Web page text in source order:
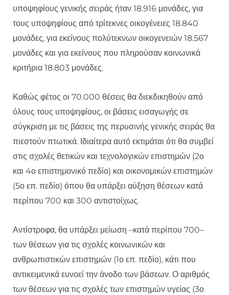
υποψηφίους γενικής σειράς ήταν 18.916 μονάδες, για
τους υποψηφίους από τρίτεκνες οικογένειες 18.840
μονάδες, για εκείνους πολύτεκνων οικογενειών 18.567
μονάδες και για εκείνους που πληρούσαν κοινωνικά
κριτήρια 18.803 μονάδες.
Καθώς φέτος οι 70.000 θέσεις θα διεκδικηθούν από
όλους τους υποψηφίους, οι βάσεις εισαγωγής σε
σύγκριση με τις βάσεις της περυσινής γενικής σειράς θα
πιεστούν πτωτικά. Ιδιαίτερα αυτό εκτιμάται ότι θα συμβεί
στις σχολές θετικών και τεχνολογικών επιστημών (2ο
και 4ο επιστημονικό πεδίο) και οικονομικών επιστημών
(5ο επ. πεδίο) όπου θα υπάρξει αύξηση θέσεων κατά
περίπου 700 και 300 αντιστοίχως.
Αντίστροφα, θα υπάρξει μείωση –κατά περίπου 700–
των θέσεων για τις σχολές κοινωνικών και
ανθρωπιστικών επιστημών (1ο επ. πεδίο), κάτι που
αντικειμενικά ευνοεί την άνοδο των βάσεων. Ο αριθμός
των θέσεων για τις σχολές των επιστημών υγείας (3ο